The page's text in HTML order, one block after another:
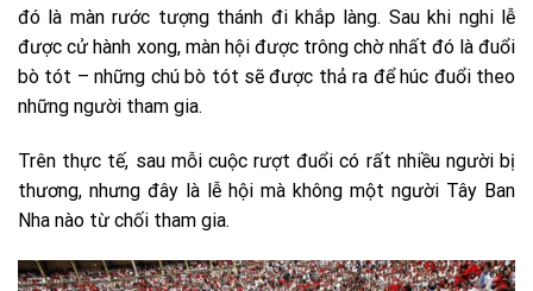
đó là màn rước tượng thánh đi khắp làng. Sau khi nghi lễ
được cử hành xong, màn hội được trông chờ nhất đó là đuổi
bò tót – những chú bò tót sẽ được thả ra để húc đuổi theo
những người tham gia.
Trên thực tế, sau mỗi cuộc rượt đuổi có rất nhiều người bị
thương, nhưng đây là lễ hội mà không một người Tây Ban
Nha nào từ chối tham gia.